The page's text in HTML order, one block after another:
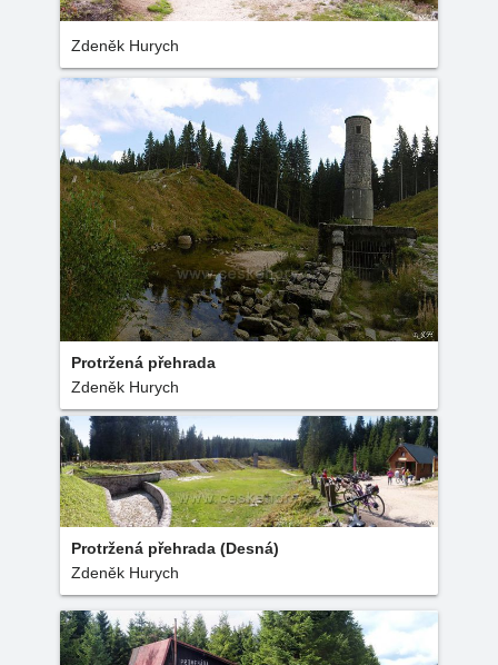
Zdeněk Hurych
Protržená přehrada
Zdeněk Hurych
Protržená přehrada (Desná)
Zdeněk Hurych